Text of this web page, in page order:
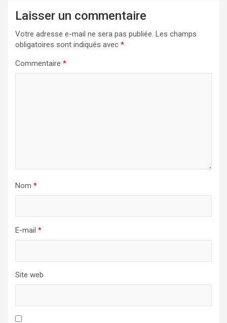
Laisser un commentaire
Votre adresse e-mail ne sera pas publiée. Les champs
obligatoires sont indiqués avec *
Commentaire *
Nom *
E-mail *
Site web